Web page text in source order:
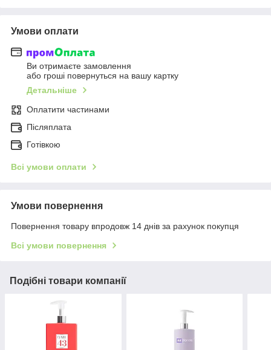
Умови оплати
Ви отримаєте замовлення
або гроші повернуться на вашу картку
Детальніше
Оплатити частинами
Післяплата
Готівкою
Всі умови оплати
Умови повернення
Повернення товару впродовж 14 днів за рахунок покупця
Всі умови повернення
Подібні товари компанії